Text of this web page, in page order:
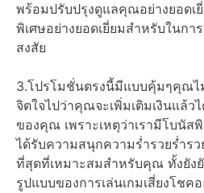
พร้อมปรับปรุงดูแลคุณอย่างยอด
พิเศษอย่างยอดเยี่ยมสำหรับในกา
สงสัย
3.โปรโมชั่นตรงนี้มีแบบคุ้มๆคุณไ
จิตใจไปว่าคุณจะเพิ่มเติมเงินแล้ว
ของคุณ เพราะเหตุว่าเรามีโบนั
ได้รับความสนุกความร่ำรวยร่ำรว
ที่สุดที่เหมาะสมสำหรับคุณ ทั้งยัง
รูปแบบของการเล่นเกมเสี่ยงโชค